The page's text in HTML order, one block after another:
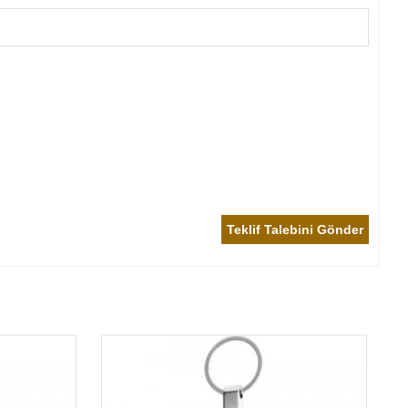
Teklif Talebini Gönder